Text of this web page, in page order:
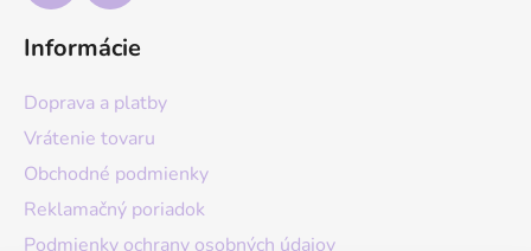
Informácie
Doprava a platby
Vrátenie tovaru
Obchodné podmienky
Reklamačný poriadok
Podmienky ochrany osobných údajov